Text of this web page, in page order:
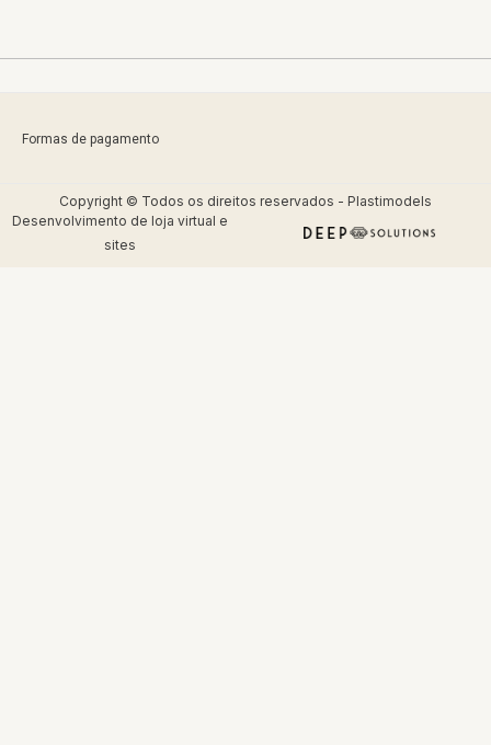
Formas de pagamento
Copyright © Todos os direitos reservados - Plastimodels
Desenvolvimento de loja virtual e
sites